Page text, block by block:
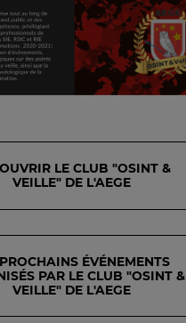
LE CLUB "OSINT &
VEILLE" DE L'AEGE
ÉVÉNEMENTS
PAR LE CLUB "OSINT &
VEILLE" DE L'AEGE